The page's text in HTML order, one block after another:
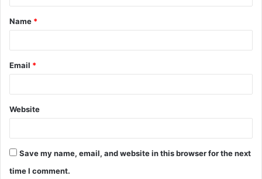
t
*
Name *
Email *
Website
Save my name, email, and website in this browser for the next
time I comment.